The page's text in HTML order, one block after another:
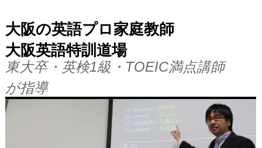
大阪の英語プロ家庭教師
大阪英語特訓道場
東大卒・英検1級・TOEIC満点講師
が指導